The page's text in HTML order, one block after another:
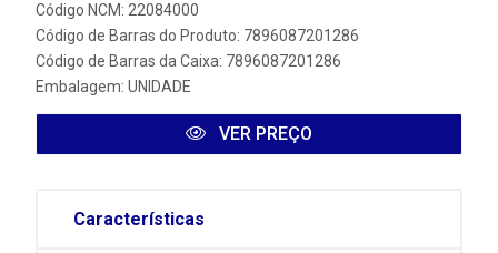
Código NCM: 22084000
Código de Barras do Produto: 7896087201286
Código de Barras da Caixa: 7896087201286
Embalagem: UNIDADE
VER PREÇO
Características